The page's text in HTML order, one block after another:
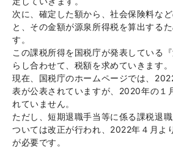
次に、確定した額から、社会保険料な
と、その金額が源泉所得税を算出する
す。
この課税所得を国税庁が発表している
らし合わせて、税額を求めていきます。
現在、国税庁のホームページでは、
表が公表されていますが、2020年の１
れていません。
ただし、短期退職手当等に係る課税退
ついては改正が行われ、2022年４月よ
が必要です。